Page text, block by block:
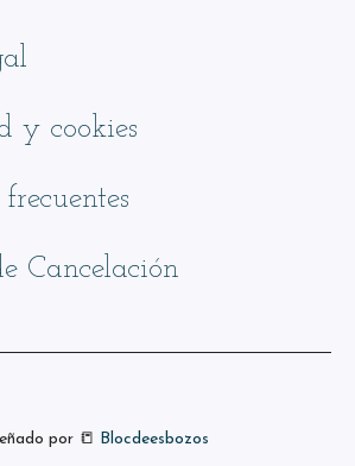
y cookies
Cancelación
por 📒 Blocdeesbozos